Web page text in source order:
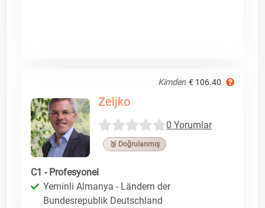
Kimden € 106.40
Zeljko
0 Yorumlar
🥉 Doğrulanmış
C1 - Profesyonel
Yeminli Almanya - Ländern der
Bundesrepublik Deutschland